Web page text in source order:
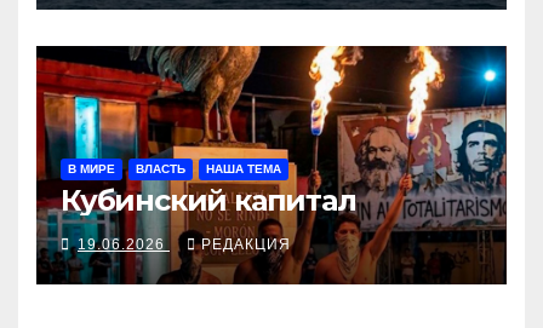
В МИРЕ ВЛАСТЬ НАША ТЕМА
Кубинский капитал
19.06.2026 РЕДАКЦИЯ